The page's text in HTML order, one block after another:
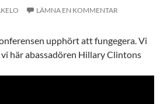
LÄMNA EN KOMMENTAR
upphört att fungegera. Vi
här abassadören Hillary Clintons